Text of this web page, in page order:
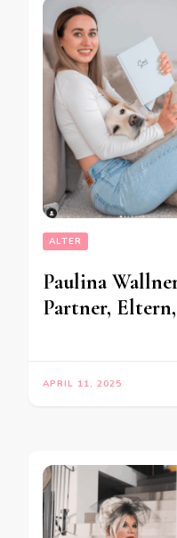
ALTER
Paulina
Partner,
APRIL 11, 2025